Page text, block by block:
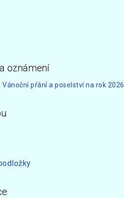
oznámení
Vánoční přání a poselství na rok 2026